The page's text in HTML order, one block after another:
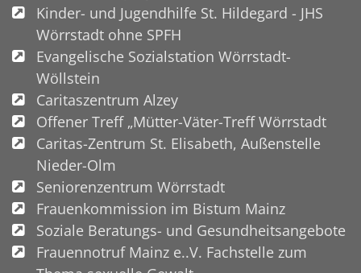
Kinder- und Jugendhilfe St. Hildegard - JHS
Wörrstadt ohne SPFH
Evangelische Sozialstation Wörrstadt-
Wöllstein
Caritaszentrum Alzey
Offener Treff „Mütter-Väter-Treff Wörrstadt
Caritas-Zentrum St. Elisabeth, Außenstelle
Nieder-Olm
Seniorenzentrum Wörrstadt
Frauenkommission im Bistum Mainz
Soziale Beratungs- und Gesundheitsangebote
Frauennotruf Mainz e..V. Fachstelle zum